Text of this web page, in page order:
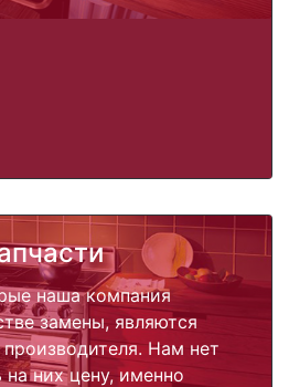
наша компания
замены, являются
Нам нет
них цену, именно